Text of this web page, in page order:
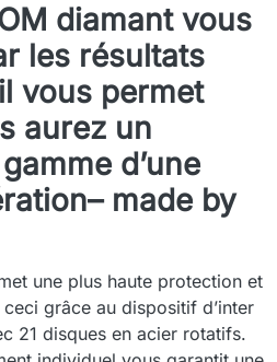
diamant vous
les résultats
vous permet
aurez un
d’une
made by
une plus haute protection et
grâce au dispositif d’inter
21 disques en acier rotatifs.